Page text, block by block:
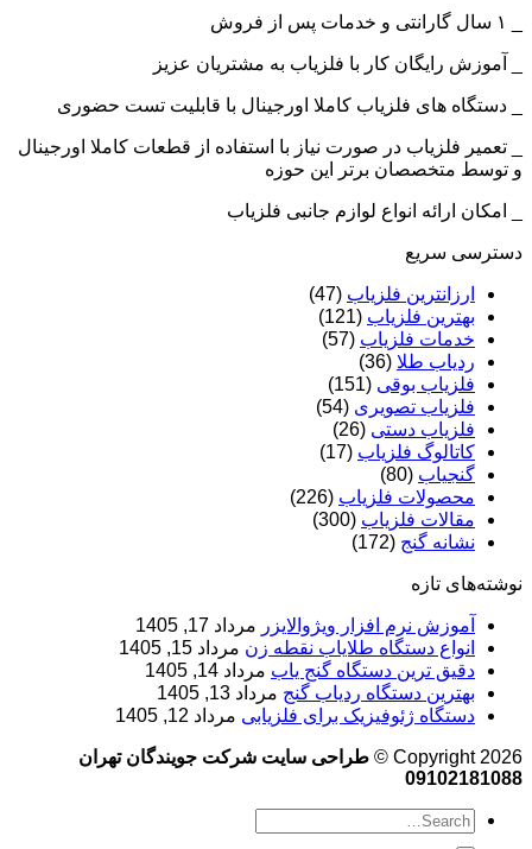
_ آموزش رایگان کار با فلزیاب به مشتریان عزیز
_ دستگاه های فلزیاب کاملا اورجینال با قابلیت تست حضوری
_ تعمیر فلزیاب در صورت نیاز با استفاده از قطعات کاملا اورجینال
و توسط متخصصان برتر این حوزه
_ امکان ارائه انواع لوازم جانبی فلزیاب
دسترسی سریع
ارزانترین فلزیاب (47)
بهترین فلزیاب (121)
خدمات فلزیاب (57)
ردیاب طلا (36)
فلزیاب بوقی (151)
فلزیاب تصویری (54)
فلزیاب دستی (26)
کاتالوگ فلزیاب (17)
گنجیاب (80)
محصولات فلزیاب (226)
مقالات فلزیاب (300)
نشانه گنج (172)
نوشته‌های تازه
آموزش نرم‌ افزار ویژوالایزر مرداد 17, 1405
انواع دستگاه طلایاب نقطه زن مرداد 15, 1405
دقیق ترین دستگاه گنج یاب مرداد 14, 1405
بهترین دستگاه ردیاب گنج مرداد 13, 1405
دستگاه ژئوفیزیک برای فلزیابی مرداد 12, 1405
Copyright 2026 ©
طراحی سایت شرکت جویندگان تهران
09102181088